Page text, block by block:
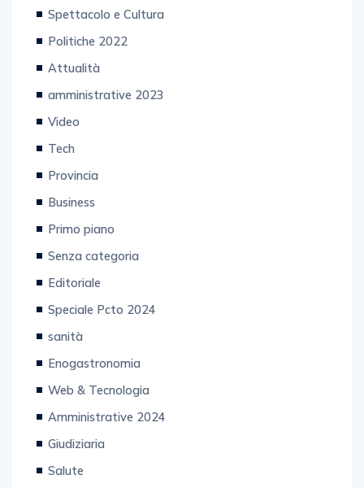
Spettacolo e Cultura
Politiche 2022
Attualità
amministrative 2023
Video
Tech
Provincia
Business
Primo piano
Senza categoria
Editoriale
Speciale Pcto 2024
sanità
Enogastronomia
Web & Tecnologia
Amministrative 2024
Giudiziaria
Salute